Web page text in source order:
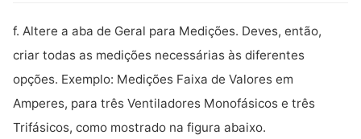
f. Altere a aba de Geral para Medições. Deves, então,
criar todas as medições necessárias às diferentes
opções. Exemplo: Medições Faixa de Valores em
Amperes, para três Ventiladores Monofásicos e três
Trifásicos, como mostrado na figura abaixo.